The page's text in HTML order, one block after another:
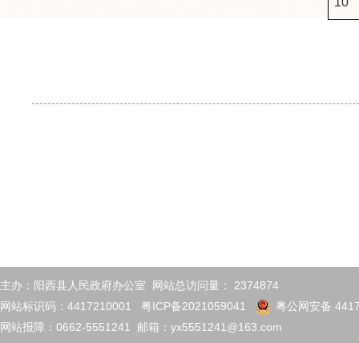
主办：阳西县人民政府办公室 网站总访问量： 2374874
网站标识码：4417210001 粤ICP备2021059041
粤公网安备
网站报障：0662-5551241 邮箱：yx5551241@163.com